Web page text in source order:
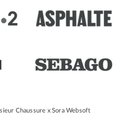
Chaussure xSora Websoft